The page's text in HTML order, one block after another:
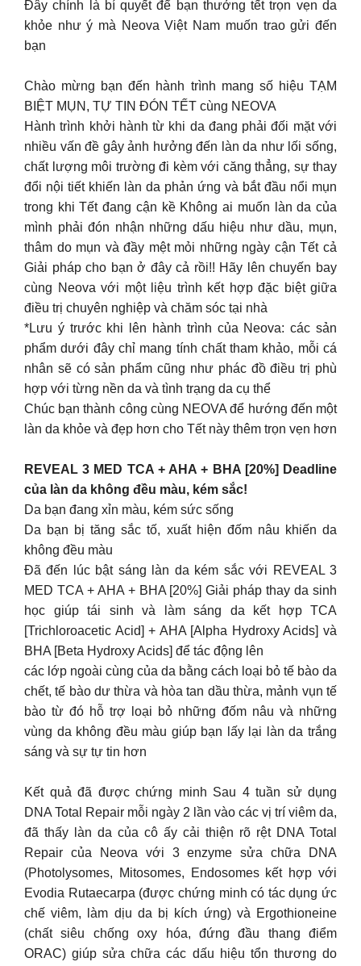
Đây chính là bí quyết để bạn thưởng tết trọn vẹn da
khỏe như ý mà Neova Việt Nam muốn trao gửi đến
bạn
Chào mừng bạn đến hành trình mang số hiệu TẠM
BIỆT MỤN, TỰ TIN ĐÓN TẾT cùng NEOVA
Hành trình khởi hành từ khi da đang phải đối mặt với
nhiều vấn đề gây ảnh hưởng đến làn da như lối sống,
chất lượng môi trường đi kèm với căng thẳng, sự thay
đổi nội tiết khiến làn da phản ứng và bắt đầu nổi mụn
trong khi Tết đang cận kề Không ai muốn làn da của
mình phải đón nhận những dấu hiệu như dầu, mụn,
thâm do mụn và đầy mệt mỏi những ngày cận Tết cả
Giải pháp cho bạn ở đây cả rồi!! Hãy lên chuyến bay
cùng Neova với một liệu trình kết hợp đặc biệt giữa
điều trị chuyên nghiệp và chăm sóc tại nhà
*Lưu ý trước khi lên hành trình của Neova: các sản
phẩm dưới đây chỉ mang tính chất tham khảo, mỗi cá
nhân sẽ có sản phẩm cũng như phác đồ điều trị phù
hợp với từng nền da và tình trạng da cụ thể
Chúc bạn thành công cùng NEOVA để hướng đến một
làn da khỏe và đẹp hơn cho Tết này thêm trọn vẹn hơn
REVEAL 3 MED TCA + AHA + BHA [20%] Deadline
của làn da không đều màu, kém sắc!
Da bạn đang xỉn màu, kém sức sống
Da bạn bị tăng sắc tố, xuất hiện đốm nâu khiến da
không đều màu
Đã đến lúc bật sáng làn da kém sắc với REVEAL 3
MED TCA + AHA + BHA [20%] Giải pháp thay da sinh
học giúp tái sinh và làm sáng da kết hợp TCA
[Trichloroacetic Acid] + AHA [Alpha Hydroxy Acids] và
BHA [Beta Hydroxy Acids] để tác động lên
các lớp ngoài cùng của da bằng cách loại bỏ tế bào da
chết, tế bào dư thừa và hòa tan dầu thừa, mảnh vụn tế
bào từ đó hỗ trợ loại bỏ những đốm nâu và những
vùng da không đều màu giúp bạn lấy lại làn da trắng
sáng và sự tự tin hơn
Kết quả đã được chứng minh Sau 4 tuần sử dụng
DNA Total Repair mỗi ngày 2 lần vào các vị trí viêm da,
đã thấy làn da của cô ấy cải thiện rõ rệt DNA Total
Repair của Neova với 3 enzyme sửa chữa DNA
(Photolysomes, Mitosomes, Endosomes kết hợp với
Evodia Rutaecarpa (được chứng minh có tác dụng ức
chế viêm, làm dịu da bị kích ứng) và Ergothioneine
(chất siêu chống oxy hóa, đứng đầu thang điểm
ORAC) giúp sửa chữa các dấu hiệu tổn thương do